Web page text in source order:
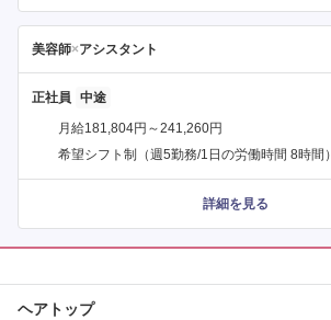
美容師×アシスタント
正社員
月給181,804円～241,260円
希望シフト制（週5勤務/1日の労働時間 8時間）
詳細を見る
ヘアトップ